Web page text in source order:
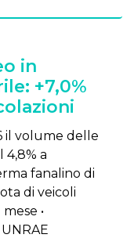
in
+7,0%
il volume delle
a
fanalino di
di veicoli
•